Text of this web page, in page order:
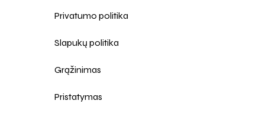
Privatumo politika
Slapukų politika
Grąžinimas
Pristatymas